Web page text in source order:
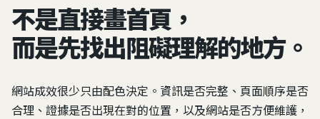
不是直接畫首頁，
而是先找出阻礙理解的地方。
網站成效很少只由配色決定。資訊是否完整、頁面順序是否
合理、證據是否出現在對的位置，以及網站是否方便維護，